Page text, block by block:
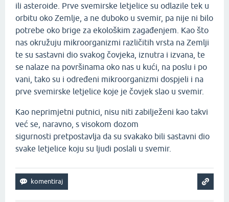
ili asteroide. Prve svemirske letjelice su odlazile tek u
orbitu oko Zemlje, a ne duboko u svemir, pa nije ni bilo
potrebe oko brige za ekološkim zagađenjem. Kao što
nas okružuju mikroorganizmi različitih vrsta na Zemlji
te su sastavni dio svakog čovjeka, iznutra i izvana, te
se nalaze na površinama oko nas u kući, na poslu i po
vani, tako su i određeni mikroorganizmi dospjeli i na
prve svemirske letjelice koje je čovjek slao u svemir.
Kao neprimjetni putnici, nisu niti zabilježeni kao takvi
već se, naravno, s visokom dozom
sigurnosti pretpostavlja da su svakako bili sastavni dio
svake letjelice koju su ljudi poslali u svemir.